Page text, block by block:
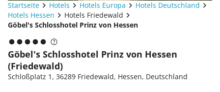
Startseite Hotels Hotels Europa
Hotels Deutschland
Hotels Hessen
Hotels Friedewald
Göbel's Schlosshotel Prinz von Hessen
Göbel's Schlosshotel Prinz von Hessen
(Friedewald)
Schloßplatz 1, 36289 Friedewald, Hessen, Deutschland